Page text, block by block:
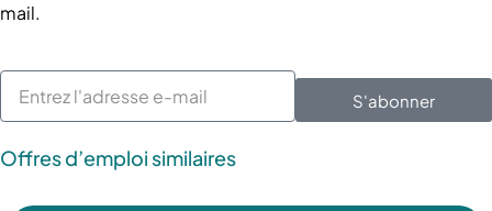
mail.
S'abonner
Offres d’emploi similaires